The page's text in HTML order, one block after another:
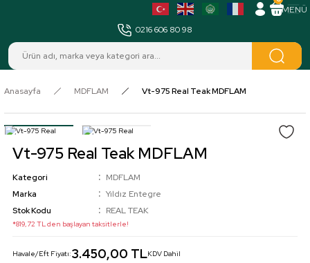
0216 606 80 98
Anasayfa MDFLAM Vt-975 Real Teak MDFLAM
Vt-975 Real Teak MDFLAM
Kategori
MDFLAM
Marka
Yıldız Entegre
Stok Kodu
REAL TEAK
*819,72 TL den başlayan taksitlerle!
Havale/Eft Fiyatı:3.450,00 TLKDV Dahil